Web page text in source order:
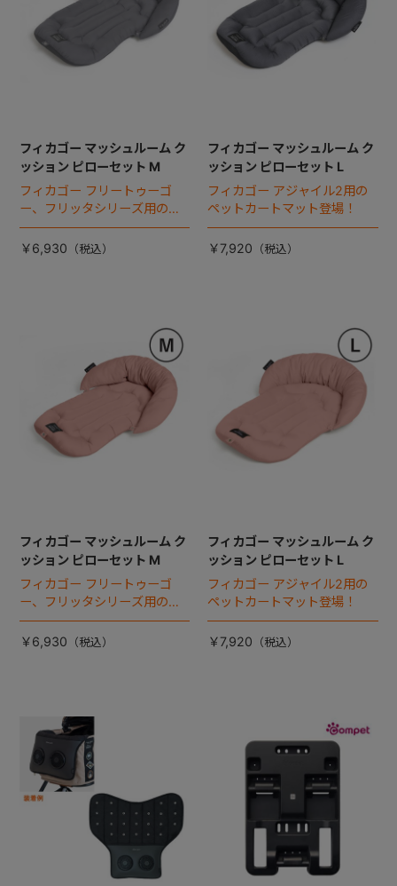
フィカゴー マッシュルーム ク
ッション ピローセット M
フィカゴー フリートゥーゴ
ー、フリッタシリーズ用のペ
ットカートマット登場！
￥6,930
フィカゴー マッシュルーム ク
ッション ピローセット L
フィカゴー アジャイル2用の
ペットカートマット登場！
￥7,920
フィカゴー マッシュルーム ク
ッション ピローセット M
フィカゴー フリートゥーゴ
ー、フリッタシリーズ用のペ
ットカートマット登場！
￥6,930
フィカゴー マッシュルーム ク
ッション ピローセット L
フィカゴー アジャイル2用の
ペットカートマット登場！
￥7,920